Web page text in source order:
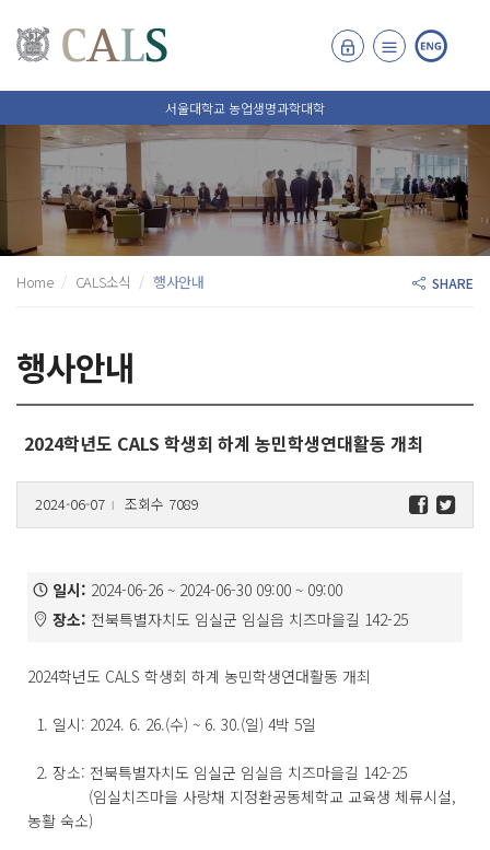
서울대학교 농업생명과학대학
Home CALS소식 행사안내 SHARE
행사안내
2024학년도 CALS 학생회 하계 농민학생연대활동 개최
2024-06-07 l 조회수 7089
일시: 2024-06-26 ~ 2024-06-30 09:00 ~ 09:00
장소: 전북특별자치도 임실군 임실읍 치즈마을길 142-25
2024학년도 CALS 학생회 하계 농민학생연대활동 개최
1. 일시: 2024. 6. 26.(수) ~ 6. 30.(일) 4박 5일
2. 장소: 전북특별자치도 임실군 임실읍 치즈마을길 142-25
(임실치즈마을 사랑채 지정환공동체학교 교육생 체류시설,
농활 숙소)